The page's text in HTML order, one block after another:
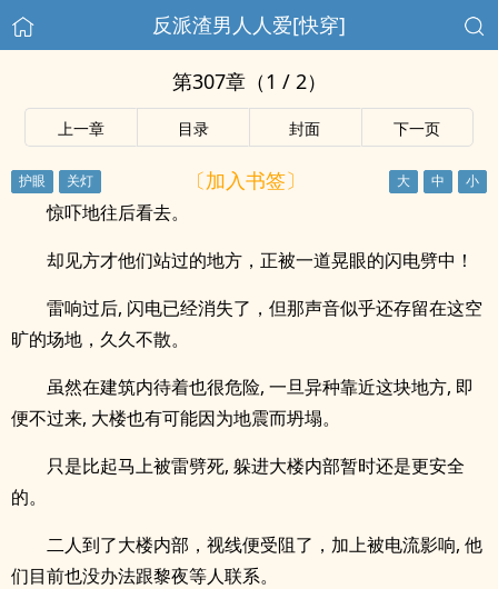
反派渣男人人爱[快穿]
第307章（1 / 2）
上一章 目录 封面 下一页
〔加入书签〕
惊吓地往后看去。
却见方才他们站过的地方，正被一道晃眼的闪电劈中！
雷响过后, 闪电已经消失了，但那声音似乎还存留在这空
旷的场地，久久不散。
虽然在建筑内待着也很危险, 一旦异种靠近这块地方, 即
便不过来, 大楼也有可能因为地震而坍塌。
只是比起马上被雷劈死, 躲进大楼内部暂时还是更安全
的。
二人到了大楼内部，视线便受阻了，加上被电流影响, 他
们目前也没办法跟黎夜等人联系。